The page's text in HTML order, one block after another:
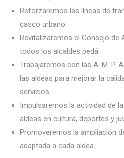
Reforzaremos las líneas de
casco urbano.
Revitalizaremos el Consejo de
todos los alcaldes pedá
Trabajaremos con las A. M. P.
las aldeas para mejorar la
servicios.
Impulsaremos la actividad de
aldeas en cultura, deportes y
Promoveremos la ampliación
adaptada a cada aldea.